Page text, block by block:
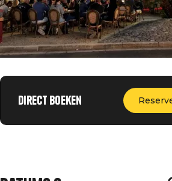
Direct boeken